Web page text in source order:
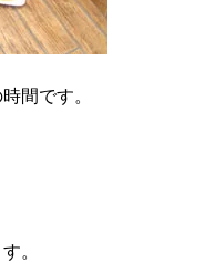
間です。
。